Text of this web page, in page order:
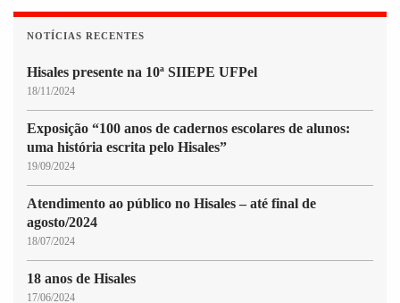
NOTÍCIAS RECENTES
Hisales presente na 10ª SIIEPE UFPel
18/11/2024
Exposição “100 anos de cadernos escolares de alunos:
uma história escrita pelo Hisales”
19/09/2024
Atendimento ao público no Hisales – até final de
agosto/2024
18/07/2024
18 anos de Hisales
17/06/2024